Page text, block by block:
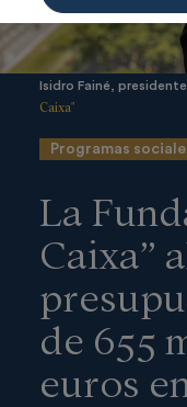
Isidro Fainé,
Caixa"
Programas
La
Caixa”
de 655
euros